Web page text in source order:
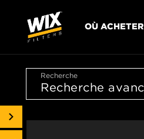
OÙ ACHETER
Recherche